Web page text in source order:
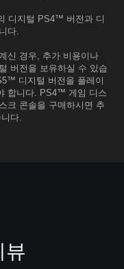
디지털 PS4™ 버전과 디
다.
신 경우, 추가 비용이나
버전을 보유하실 수 있습
디지털 버전을 플레이
합니다. PS4™ 게임 디스
크 콘솔을 구매하시면 추
다.
뷰